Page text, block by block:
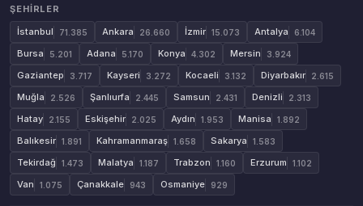
ŞEHIRLER
İstanbul
71.385 Ankara 26.660 İzmir 15.073 Antalya 6.104
Bursa 5.201 Adana 5.170 Konya 4.302 Mersin 3.924
Gaziantep 3.717 Kayseri 3.272 Kocaeli 3.132 Diyarbakır 2.615
Muğla 2.526 Şanlıurfa 2.445 Samsun 2.431 Denizli 2.313
Hatay 2.155 Eskişehir 2.025 Aydın 1.953 Manisa 1.892
Balıkesir 1.891 Kahramanmaraş 1.658 Sakarya 1.583
Tekirdağ 1.473 Malatya 1.187 Trabzon 1.160 Erzurum 1.102
Van 1.075 Çanakkale 943 Osmaniye 929